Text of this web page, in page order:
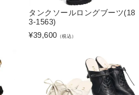
タンクソールロングブーツ(18
3-1563)
¥39,600 （税込）